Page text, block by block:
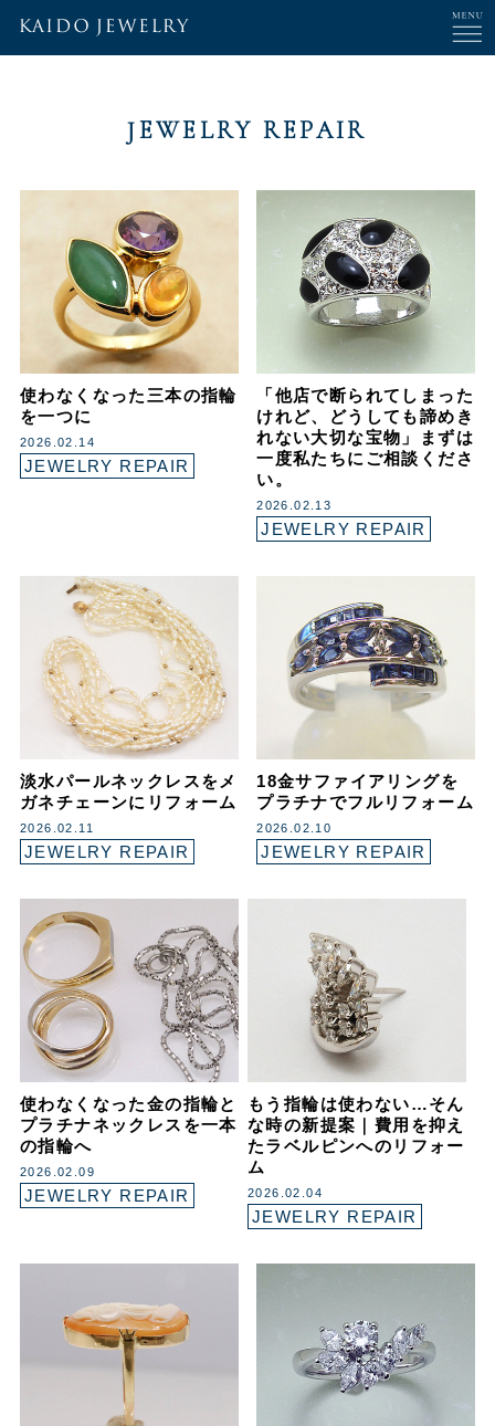
JEWELRY REPAIR
使わなくなった三本の指輪
を一つに
2026.02.14
JEWELRY REPAIR
「他店で断られてしまった
けれど、どうしても諦めき
れない大切な宝物」まずは
一度私たちにご相談くださ
い。
2026.02.13
JEWELRY REPAIR
淡水パールネックレスをメ
ガネチェーンにリフォーム
2026.02.11
JEWELRY REPAIR
18金サファイアリングを
プラチナでフルリフォーム
2026.02.10
JEWELRY REPAIR
使わなくなった金の指輪と
プラチナネックレスを一本
の指輪へ
2026.02.09
JEWELRY REPAIR
もう指輪は使わない…そん
な時の新提案｜費用を抑え
たラベルピンへのリフォー
ム
2026.02.04
JEWELRY REPAIR